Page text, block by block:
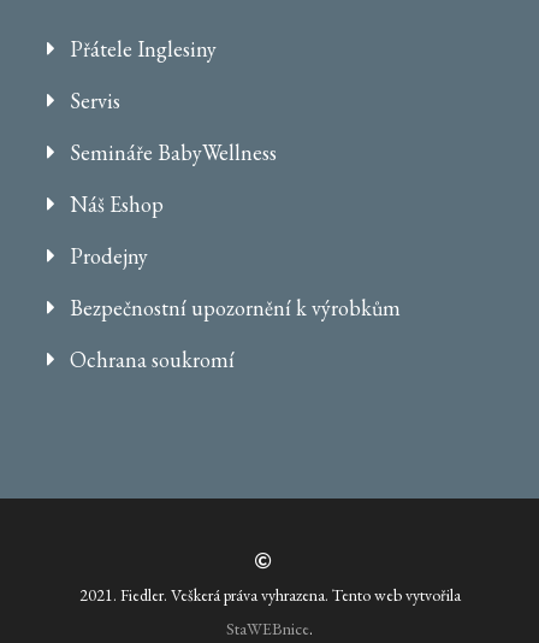
Přátele Inglesiny
Servis
Semináře BabyWellness
Náš Eshop
Prodejny
Bezpečnostní upozornění k výrobkům
Ochrana soukromí
2021. Fiedler. Veškerá práva vyhrazena. Tento web vytvořila
StaWEBnice.